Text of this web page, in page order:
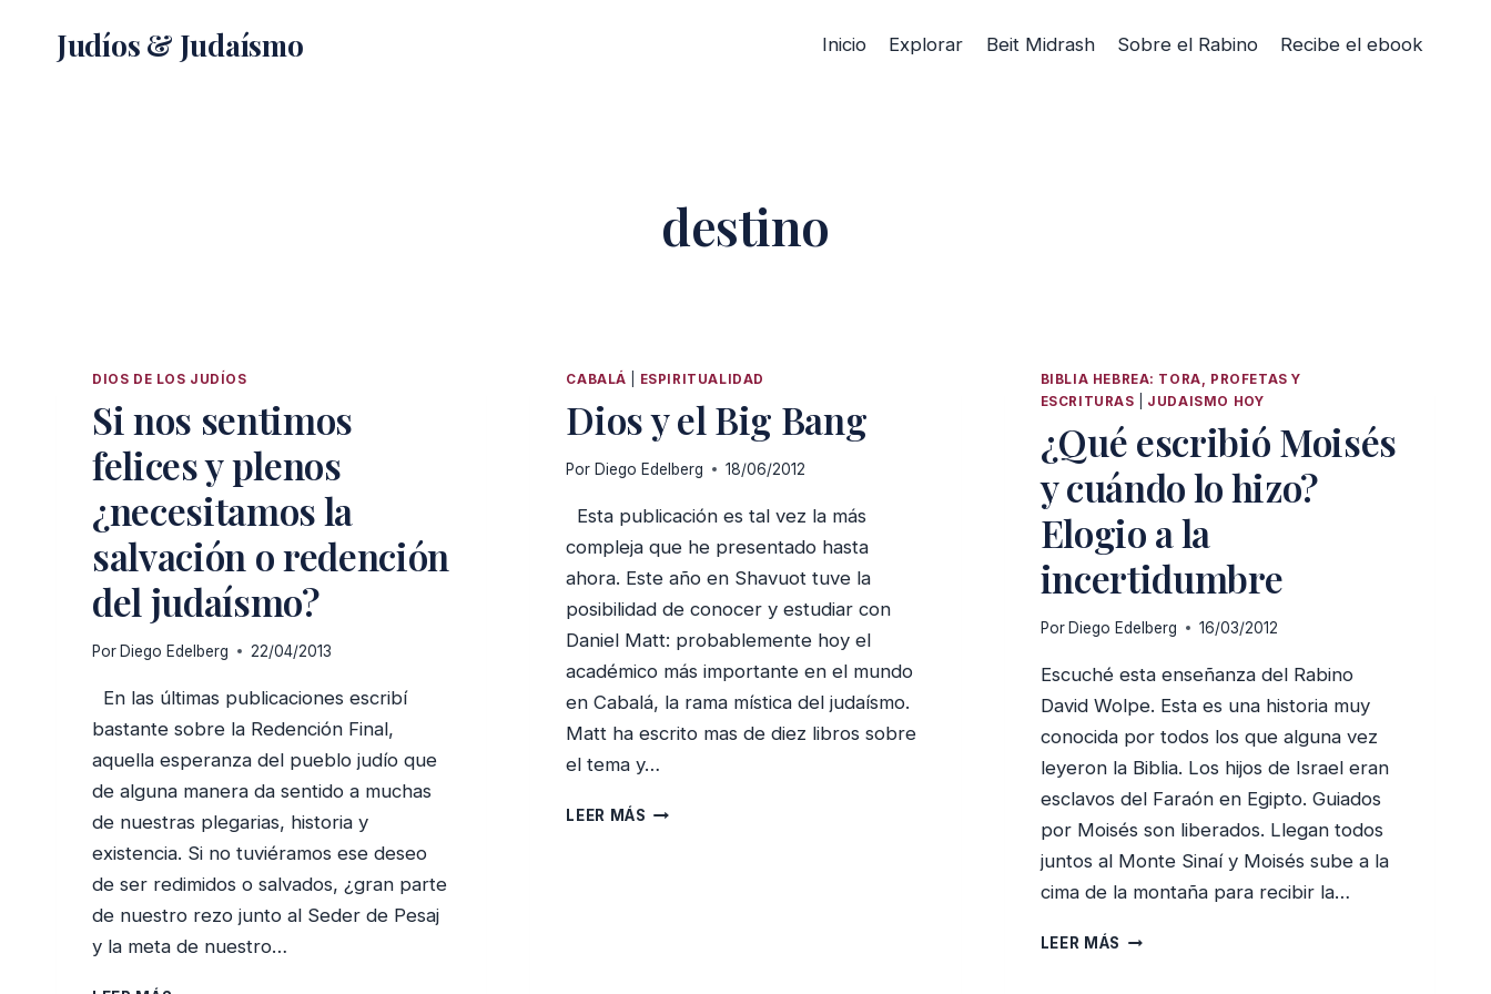
Judíos & Judaísmo Inicio Explorar Beit Midrash Sobre el Rabino Recibe el ebook
destino
DIOS DE LOS JUDÍOS
Si nos sentimos
felices y plenos
¿necesitamos la
salvación o redención
del judaísmo?
Por Diego Edelberg 22/04/2013
En las últimas publicaciones escribí
bastante sobre la Redención Final,
aquella esperanza del pueblo judío que
de alguna manera da sentido a muchas
de nuestras plegarias, historia y
existencia. Si no tuviéramos ese deseo
de ser redimidos o salvados, ¿gran parte
de nuestro rezo junto al Seder de Pesaj
y la meta de nuestro…
CABALÁ ESPIRITUALIDAD
Dios y el Big Bang
Por Diego Edelberg 18/06/2012
Esta publicación es tal vez la más
compleja que he presentado hasta
ahora. Este año en Shavuot tuve la
posibilidad de conocer y estudiar con
Daniel Matt: probablemente hoy el
académico más importante en el mundo
en Cabalá, la rama mística del judaísmo.
Matt ha escrito mas de diez libros sobre
el tema y…
LEER MÁS DIOS
BIBLIA HEBREA: TORA, PROFETAS Y
ESCRITURAS
JUDAISMO HOY
¿Qué escribió Moisés
y cuándo lo hizo?
Elogio a la
incertidumbre
Por Diego Edelberg 16/03/2012
Escuché esta enseñanza del Rabino
David Wolpe. Esta es una historia muy
conocida por todos los que alguna vez
leyeron la Biblia. Los hijos de Israel eran
esclavos del Faraón en Egipto. Guiados
por Moisés son liberados. Llegan todos
juntos al Monte Sinaí y Moisés sube a la
cima de la montaña para recibir la…
LEER MÁS ¿QUÉ